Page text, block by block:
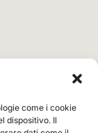
come i cookie
dispositivo. Il